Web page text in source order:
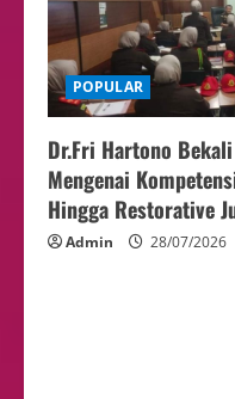
POPULAR
Dr.Fri Hartono
Mengenai
Hingga Restorative
Admin 28/07/2026